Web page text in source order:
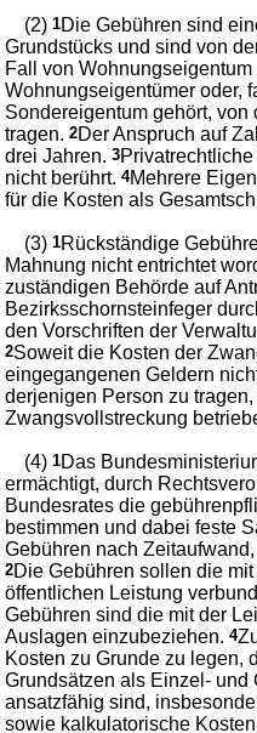
(2)1Die Gebühren sind
Grundstücks und sind von
Fall von
Wohnungseigentümer oder,
Sondereigentum gehört,
tragen.2Der Anspruch auf
drei Jahren.3
nicht berührt.4Mehrere
für die Kosten als
(3)1Rückständige
Mahnung nicht entrichtet
zuständigen Behörde auf
Bezirksschornsteinfeger
den Vorschriften der
2Soweit die Kosten der
eingegangenen Geldern
derjenigen Person zu
Zwangsvollstreckung
(4)1Das
ermächtigt, durch
Bundesrates die
bestimmen und dabei feste
Gebühren nach
2Die Gebühren sollen die
öffentlichen Leistung
Gebühren sind die mit der
Auslagen einzubeziehen.4
Kosten zu Grunde zu legen,
Grundsätzen als Einzel- und
ansatzfähig sind,
sowie kalkulatorische